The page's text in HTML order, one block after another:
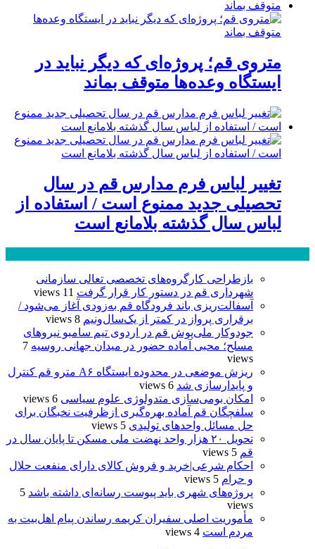
متروی قم؛ پروژه‌ای که دیگر نباید در
ایستگاه وعده‌ها متوقف بماند
تغییر لباس فرم مدارس قم در سال
تحصیلی جدید ممنوع است / استفاده از
لباس سال گذشته بلامانع است
بازطراحی کارگروه‌های تخصصی تعالی سازمانی
شهرداری قم در دستور کار قرار گرفت 11 views
آسفالت‌ریزی باند فرودگاه قم به‌زودی آغاز می‌شود /
برقراری پرواز در کمتر از یک‌سال‌ونیم 8 views
جودوکار ملی‌پوش قم در اردوی تیم سامبو نیروهای
مسلح؛ محبی آماده حضور در میدان جهانی روسیه 7
views
ریزش موضعی در محدوده ایستگاه A۶ مترو قم کنترل
و پایدارسازی شد 6 views
امکان بومی‌سازی متدولوژی علوم سیاسی 6 views
سلفچگان قم آماده بهره‌گیری ازظرفیت نخبگان برای
حل مسائل واحدهای تولیدی 5 views
تحویل ۲۰ هزار واحد نهضت ملی مسکن تا پایان سال در
قم 5 views
احکام شرعی|خرید و فروش کالای دارای منفعت حلال
و حرام 5 views
پروژه‌های شهری باید پیوست رسانه‌ای داشته باشد 5
views
مأموریت اصلی سفیران کریمه رساندن پیام اهل‌بیت به
مردم است 4 views